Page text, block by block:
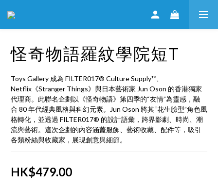
怪奇物語羅紋學院短T
Toys Gallery 成為 FILTER017® Culture Supply™、
Netflix《Stranger Things》與日本藝術家 Jun Oson 的香港獨家
代理商。此聯名企劃以《怪奇物語》第四季的“友情”為靈感，融
合 80 年代經典風格與科幻元素。Jun Oson 將其“花生臉型”角色風
格轉化，並透過 FILTER017® 的設計語彙，跨界影劇、時尚、潮
流與藝術。這次企劃的內容涵蓋服飾、藝術收藏、配件等，吸引
各類粉絲與收藏家，展現創意與細節。
HK$479.00